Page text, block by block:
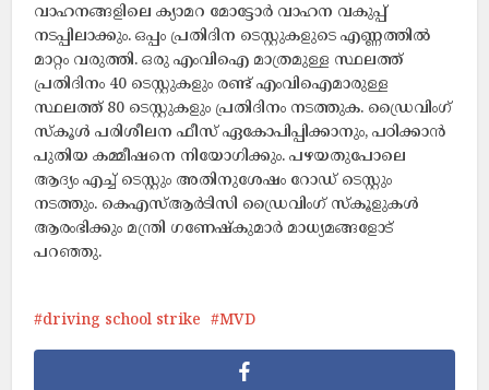
വാഹനങ്ങളിലെ ക്യാമറ മോട്ടോർ വാഹന വകുപ്പ്
നടപ്പിലാക്കും. ഒപ്പം പ്രതിദിന ടെസ്റ്റുകളുടെ എണ്ണത്തിൽ
മാറ്റം വരുത്തി. ഒരു എംവിഐ മാത്രമുള്ള സ്ഥലത്ത്
പ്രതിദിനം 40 ടെസ്റ്റുകളും രണ്ട് എംവിഐമാരുള്ള
സ്ഥലത്ത് 80 ടെസ്റ്റുകളും പ്രതിദിനം നടത്തുക. ഡ്രൈവിംഗ്
സ്കൂൾ പരിശീലന ഫീസ് ഏകോപിപ്പിക്കാനും, പഠിക്കാൻ
പുതിയ കമ്മീഷനെ നിയോഗിക്കും. പഴയതുപോലെ
ആദ്യം എച്ച് ടെസ്റ്റും അതിനുശേഷം റോഡ് ടെസ്റ്റും
നടത്തും. കെഎസ്ആർടിസി ‌‌ഡ്രൈവിംഗ് സ്കൂളുകൾ
ആരംഭിക്കും മന്ത്രി ഗണേഷ്‌കുമാർ മാധ്യമങ്ങളോട്
പറഞ്ഞു.
driving school strike MVD